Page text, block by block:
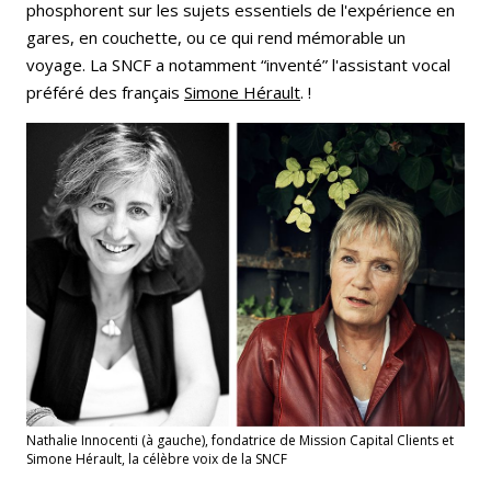
phosphorent sur les sujets essentiels de l'expérience en
gares, en couchette, ou ce qui rend mémorable un
voyage. La SNCF a notamment “inventé” l'assistant vocal
préféré des français Simone Hérault. !
Nathalie Innocenti (à gauche), fondatrice de Mission Capital Clients et
Simone Hérault, la célèbre voix de la SNCF